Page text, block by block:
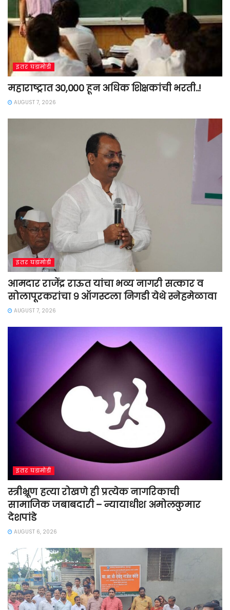
इतर घडामोडी
महाराष्ट्रात 30,000 हून अधिक शिक्षकांची भरती..!
AUGUST 7, 2026
इतर घडामोडी
आमदार राजेंद्र राऊत यांचा भव्य नागरी सत्कार व
सोलापूरकरांचा ९ ऑगस्टला निगडी येथे स्नेहमेळावा
AUGUST 7, 2026
इतर घडामोडी
स्त्रीभ्रूण हत्या रोखणे ही प्रत्येक नागरिकाची
सामाजिक जबाबदारी – न्यायाधीश अमोलकुमार
देशपांडे
AUGUST 6, 2026